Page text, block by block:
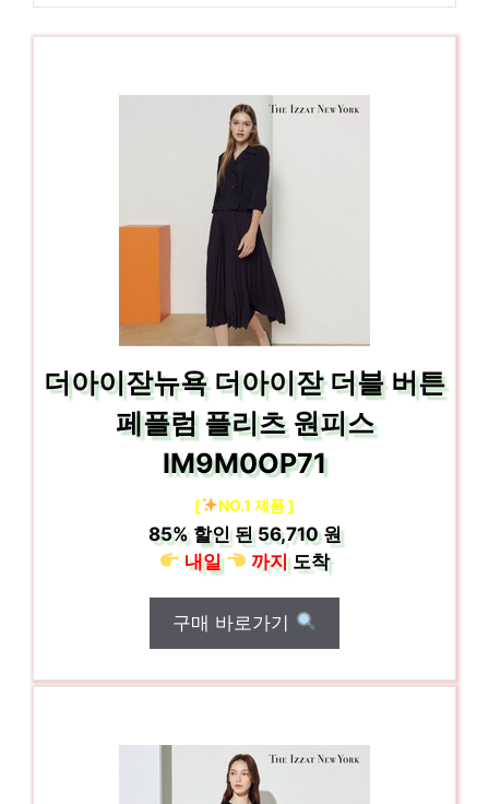
더아이잗뉴욕 더아이잗 더블 버튼
페플럼 플리츠 원피스
IM9M0OP71
[ NO.1 제품 ]
85%할인 된56,710 원
내일
까지도착
구매 바로가기